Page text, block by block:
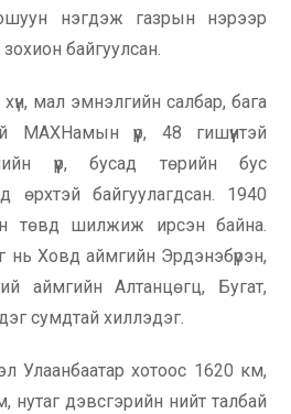
нэгдэж газрын нэрээр
байгуулсан.
мал эмнэлгийн салбар, бага
МАХНамын үүр, 48 гишүүнтэй
үүр, бусад төрийн бус
өрхтэй байгуулагдсан. 1940
төвд шилжиж ирсэн байна.
нь Ховд аймгийн Эрдэнэбүрэн,
аймгийн Алтанцөгц, Бугат,
сумдтай хиллэдэг.
Улаанбаатар хотоос 1620 км,
нутаг дэвсгэрийн нийт талбай